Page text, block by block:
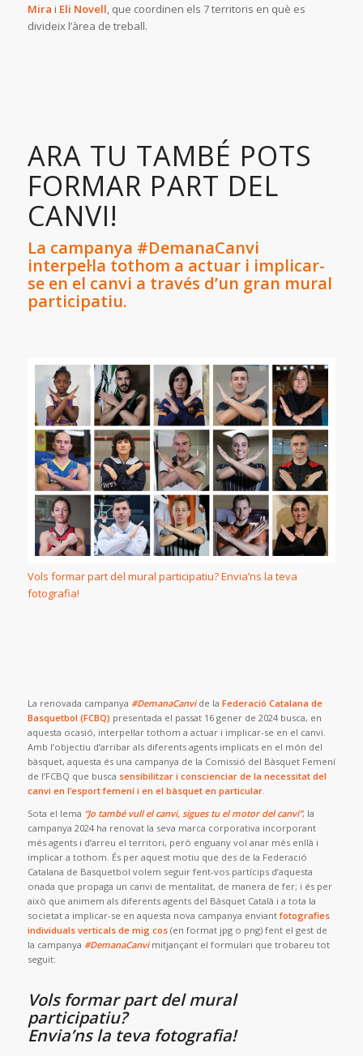
Mira i Eli Novell, que coordinen els 7 territoris en què es
divideix l’àrea de treball.
ARA TU TAMBÉ POTS
FORMAR PART DEL
CANVI!
La campanya #DemanaCanvi
interpel·la tothom a actuar i implicar-
se en el canvi a través d’un gran mural
participatiu.
Vols formar part del mural participatiu? Envia’ns la teva
fotografia!
La renovada campanya #DemanaCanvi de la Federació Catalana de
Basquetbol (FCBQ) presentada el passat 16 gener de 2024 busca, en
aquesta ocasió, interpel·lar tothom a actuar i implicar-se en el canvi.
Amb l’objectiu d’arribar als diferents agents implicats en el món del
bàsquet, aquesta és una campanya de la Comissió del Bàsquet Femení
de l’FCBQ que busca sensibilitzar i conscienciar de la necessitat del
canvi en l’esport femení i en el bàsquet en particular.
Sota el lema “Jo també vull el canvi, sigues tu el motor del canvi”, la
campanya 2024 ha renovat la seva marca corporativa incorporant
més agents i d’arreu el territori, però enguany vol anar més enllà i
implicar a tothom. És per aquest motiu que des de la Federació
Catalana de Basquetbol volem seguir fent-vos partícips d’aquesta
onada que propaga un canvi de mentalitat, de manera de fer; i és per
això que animem als diferents agents del Bàsquet Català i a tota la
societat a implicar-se en aquesta nova campanya enviantfotografies
individuals verticals de mig cos(en format jpg o png) fent el gest de
la campanya #DemanaCanvimitjançant el formulari que trobareu tot
seguit:
Vols formar part del mural
participatiu?
Envia’ns la teva fotografia!